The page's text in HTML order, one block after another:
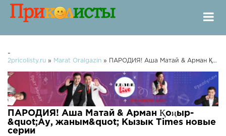
-
2pricolisty.ru » Marat Oralgazin » ПАРОДИЯ! Аша Матай & Арман Қоңыр- "Ау, жаным" Кызык Times
ПАРОДИЯ! Аша Матай & Арман Қоңыр-
&quot;Ау, жаным&quot; Кызык Times новые
серии